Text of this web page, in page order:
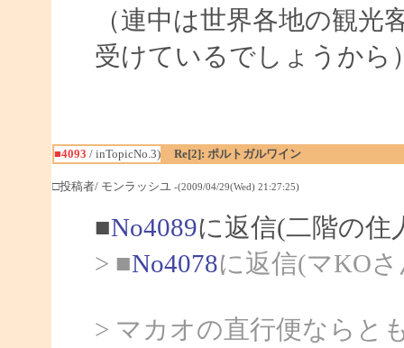
（連中は世界各地の観
受けているでしょうから
■4093 / inTopicNo.3) Re[2]: ポルトガルワイン
□投稿者/ モンラッシユ -(2009/04/29(Wed) 21:27:25)
■No4089に返信(二階の住
> ■No4078に返信(マKO
> マカオの直行便ならと